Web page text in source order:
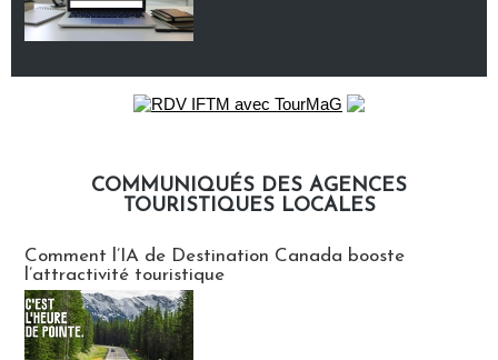
COMMUNIQUÉS DES AGENCES
TOURISTIQUES LOCALES
Comment l’IA de Destination Canada booste
l’attractivité touristique